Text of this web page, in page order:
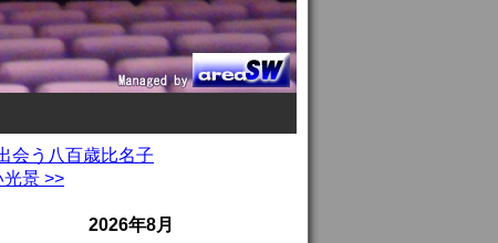
会う八百歳比名子
景 >>
2026年8月